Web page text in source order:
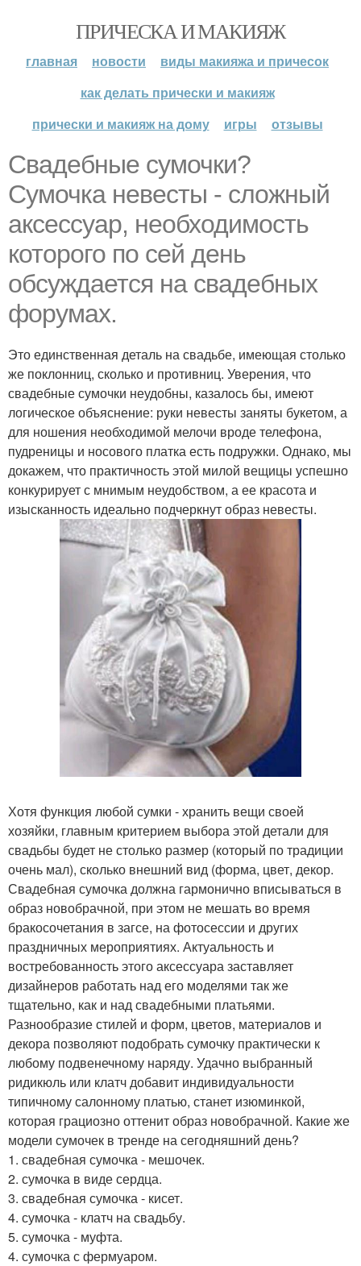
ПРИЧЕСКА И МАКИЯЖ
главная новости
виды макияжа и причесок
как делать прически и макияж
прически и макияж на дому
игры отзывы
Свадебные сумочки?
Сумочка невесты - сложный
аксессуар, необходимость
которого по сей день
обсуждается на свадебных
форумах.
Это единственная деталь на свадьбе, имеющая столько
же поклонниц, сколько и противниц. Уверения, что
свадебные сумочки неудобны, казалось бы, имеют
логическое объяснение: руки невесты заняты букетом, а
для ношения необходимой мелочи вроде телефона,
пудреницы и носового платка есть подружки. Однако, мы
докажем, что практичность этой милой вещицы успешно
конкурирует с мнимым неудобством, а ее красота и
изысканность идеально подчеркнут образ невесты.
Хотя функция любой сумки - хранить вещи своей
хозяйки, главным критерием выбора этой детали для
свадьбы будет не столько размер (который по традиции
очень мал), сколько внешний вид (форма, цвет, декор.
Свадебная сумочка должна гармонично вписываться в
образ новобрачной, при этом не мешать во время
бракосочетания в загсе, на фотосессии и других
праздничных мероприятиях. Актуальность и
востребованность этого аксессуара заставляет
дизайнеров работать над его моделями так же
тщательно, как и над свадебными платьями.
Разнообразие стилей и форм, цветов, материалов и
декора позволяют подобрать сумочку практически к
любому подвенечному наряду. Удачно выбранный
ридикюль или клатч добавит индивидуальности
типичному салонному платью, станет изюминкой,
которая грациозно оттенит образ новобрачной. Какие же
модели сумочек в тренде на сегодняшний день?
1. свадебная сумочка - мешочек.
2. сумочка в виде сердца.
3. свадебная сумочка - кисет.
4. сумочка - клатч на свадьбу.
5. сумочка - муфта.
4. сумочка с фермуаром.